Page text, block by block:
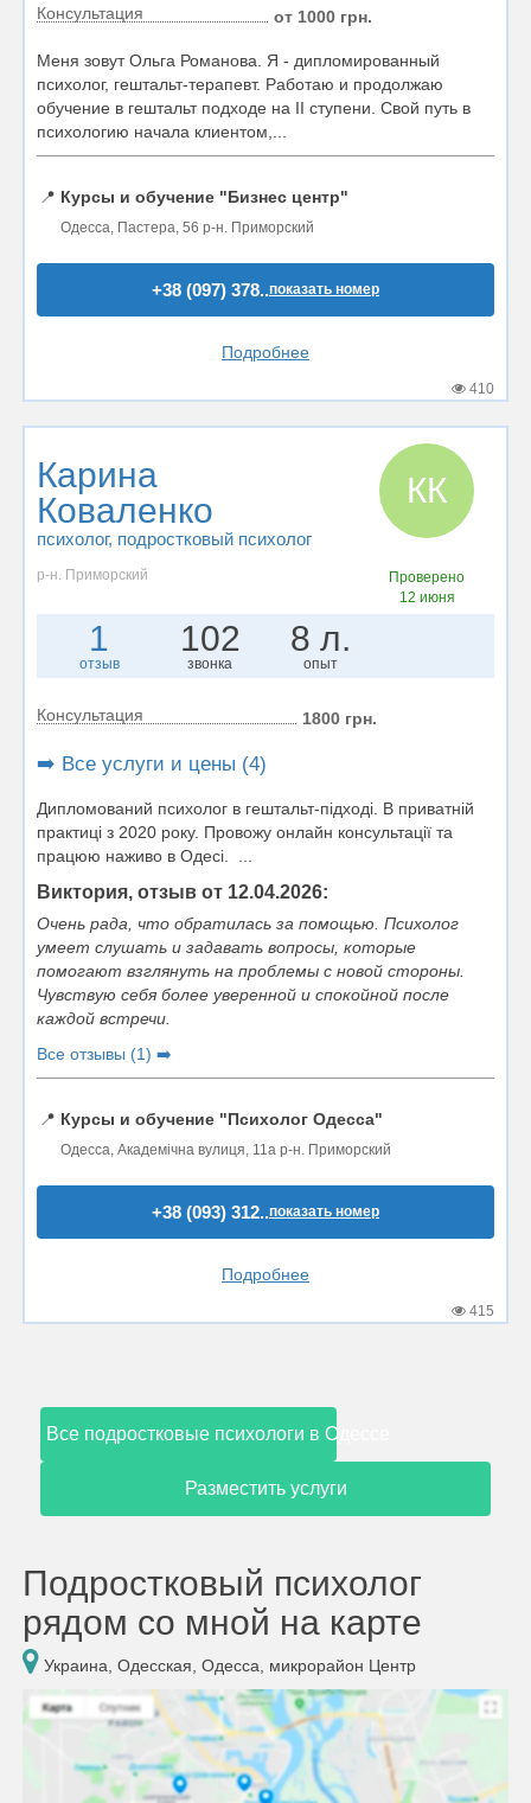
Консультация от 1000 грн.
Меня зовут Ольга Романова. Я - дипломированный
психолог, гештальт-терапевт. Работаю и продолжаю
обучение в гештальт подходе на II ступени. Свой путь в
психологию начала клиентом,...
📍 Курсы и обучение "Бизнес центр"
Одесса, Пастера, 56 р-н. Приморский
+38 (097) 378..показать номер
Подробнее
410
Карина
Коваленко
психолог, подростковый психолог
КК
р-н. Приморский
Проверено
12 июня
1
отзыв
102
звонка
8 л.
опыт
Консультация 1800 грн.
➡️ Все услуги и цены (4)
Дипломований психолог в гештальт-підході. В приватній
практиці з 2020 року. Провожу онлайн консультації та
працюю наживо в Одесі. ...
Виктория, отзыв от 12.04.2026:
Очень рада, что обратилась за помощью. Психолог
умеет слушать и задавать вопросы, которые
помогают взглянуть на проблемы с новой стороны.
Чувствую себя более уверенной и спокойной после
каждой встречи.
Все отзывы (1) ➡️
📍 Курсы и обучение "Психолог Одесса"
Одесса, Академічна вулиця, 11а р-н. Приморский
+38 (093) 312..показать номер
Подробнее
415
Все подростковые психологи в Одессе
Разместить услуги
Подростковый психолог
рядом со мной на карте
Украина, Одесская, Одесса, микрорайон Центр